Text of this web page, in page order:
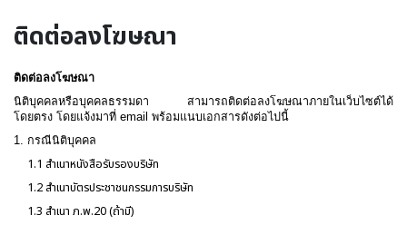
ติดต่อลงโฆษณา
ติดต่อลงโฆษณา
นิติบุคคลหรือบุคคลธรรมดา สามารถติดต่อลงโฆษณาภายในเว็บไซต์ได้
โดยตรง โดยแจ้งมาที่ email พร้อมแนบเอกสารดังต่อไปนี้
1. กรณีนิติบุคคล
1.1 สำเนาหนังสือรับรองบริษัท
1.2 สำเนาบัตรประชาชนกรรมการบริษัท
1.3 สำเนา ภ.พ.20 (ถ้ามี)